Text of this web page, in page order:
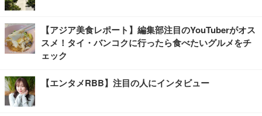
【アジア美食レポート】編集部注目のYouTuberがオス
スメ！タイ・バンコクに行ったら食べたいグルメをチ
ェック
【エンタメRBB】注目の人にインタビュー